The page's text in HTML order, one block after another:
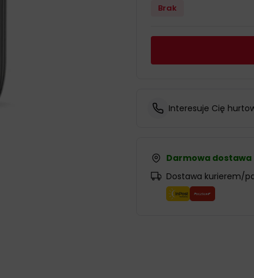
Brak
Interesuje Cię
Darmowa dostawa
Dostawa kurierem/